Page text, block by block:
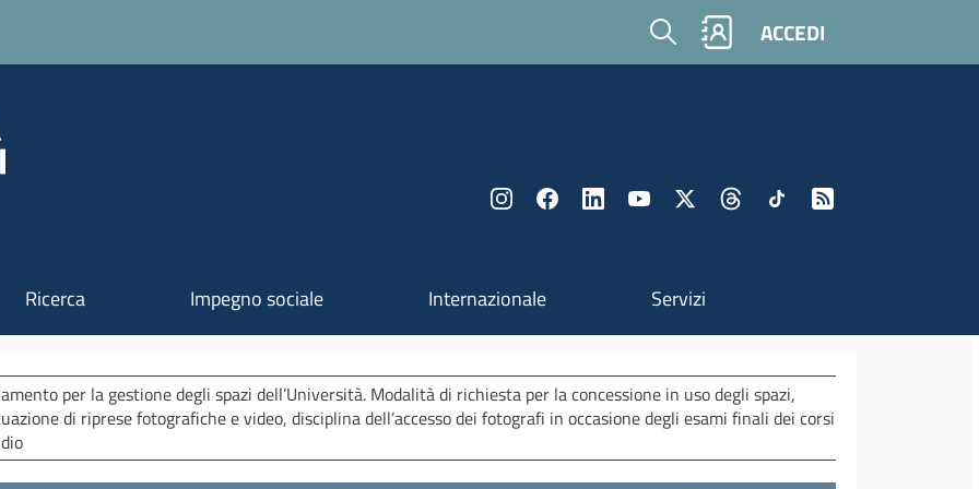
Cerca ACCEDI
Ricerca Impegno sociale Internazionale Servizi
per la gestione degli spazi dell’Università. Modalità di richiesta per la concessione in uso degli spazi,
di riprese fotografiche e video, disciplina dell’accesso dei fotografi in occasione degli esami finali dei corsi